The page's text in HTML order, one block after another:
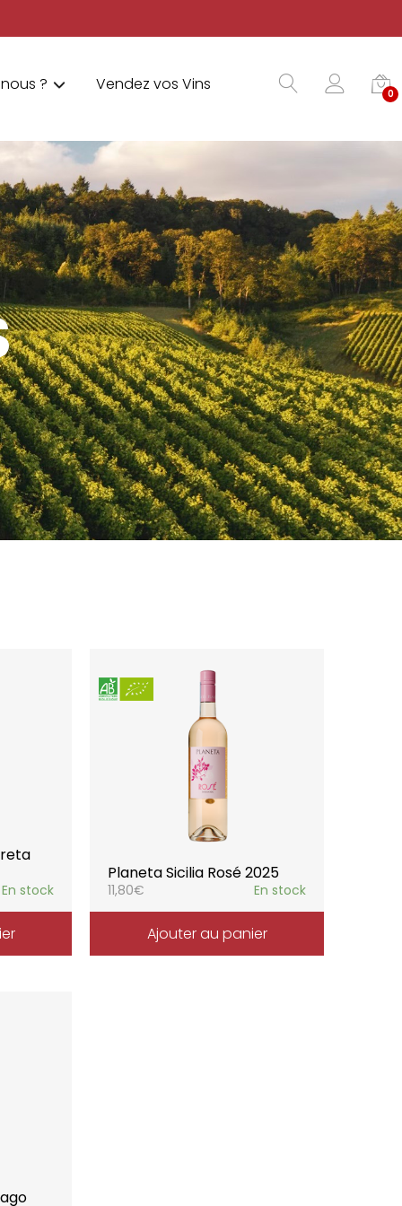
? Vendez vos Vins 0
En stock
Planeta Sicilia Rosé 2025
11,80€ En stock
Ajouter au panier